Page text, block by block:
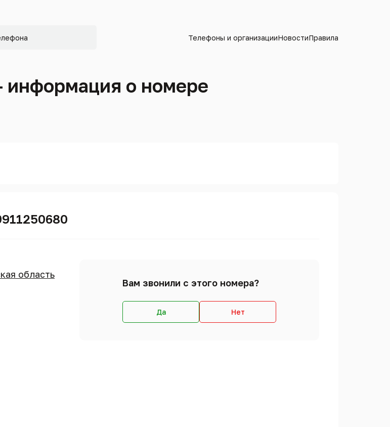
Телефоны и организацииНовостиПравила
информация о номере
область
Вам звонили с этого номера?
Да Нет